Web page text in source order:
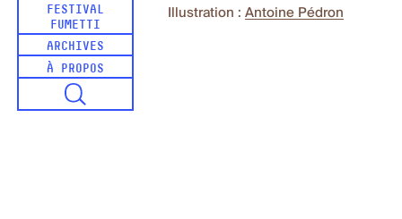
FESTIVAL
FUMETTI
ARCHIVES
À PROPOS
Illustration :Antoine Pédron